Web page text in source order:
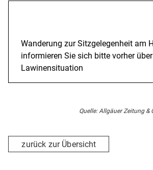
Wanderung zur Sitzgelegenheit am
informieren Sie sich bitte vorher
Lawinensituation
Quelle: Allgäuer Zeitung &
zurück zur Übersicht